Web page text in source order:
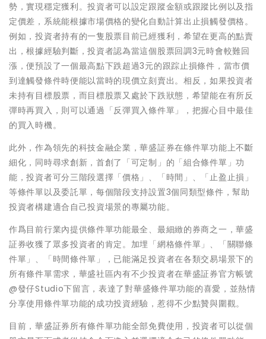
勢，實現穩定獲利。投資者可以設定跟蹤金額或跟蹤比例以及指
定價差，系統能根據市場價格的變化自動計算出止損觸發價格。
例如，投資者持有的一隻股票目前已經獲利，希望在更高的點賣
出，根據經驗判斷，投資者認為當這個股票回調3元時會較難回
漲，便預設了一個最高點下跌超過3元的跟踪止損條件，當市價
到達觸發條件時便能以當時的現價立刻賣出。相反，如果投資者
未持有目標股票，而目標股票又處於下跌狀態，希望能在有所反
彈時再買入，則可以通過「反彈買入條件單」，把握心目中最佳
的買入時機。
此外，作為領先的科技金融企業，華盛証券在條件單功能上不斷
細化，同時尋求創新，首創了「可定制」的「組合條件單」功
能，投資者可分三階段選擇「價格」、「時間」、「止盈止損」
等條件單以及委託單，每個階段支持設置3個同類型條件，幫助
投資者構建適合自己投資場景的專屬功能。
作爲目前行業內提供條件單功能最全、最細緻的券商之一，華盛
証券收獲了眾多投資者的肯定。加埋「網格條件單」、「關聯條
件單」、「時間條件單」，已能滿足投資者在各類交易場景下的
所有條件單需求，華盛社區内有不少投資者在華盛証券官方帳號
@發仔Studio下留言，表達了對華盛條件單功能的喜愛，並熱情
分享使用條件單功能的成功投資經驗，惹得不少點贊與圍觀。
目前，華盛証券所有條件單功能全部免費使用，投資者可以從個